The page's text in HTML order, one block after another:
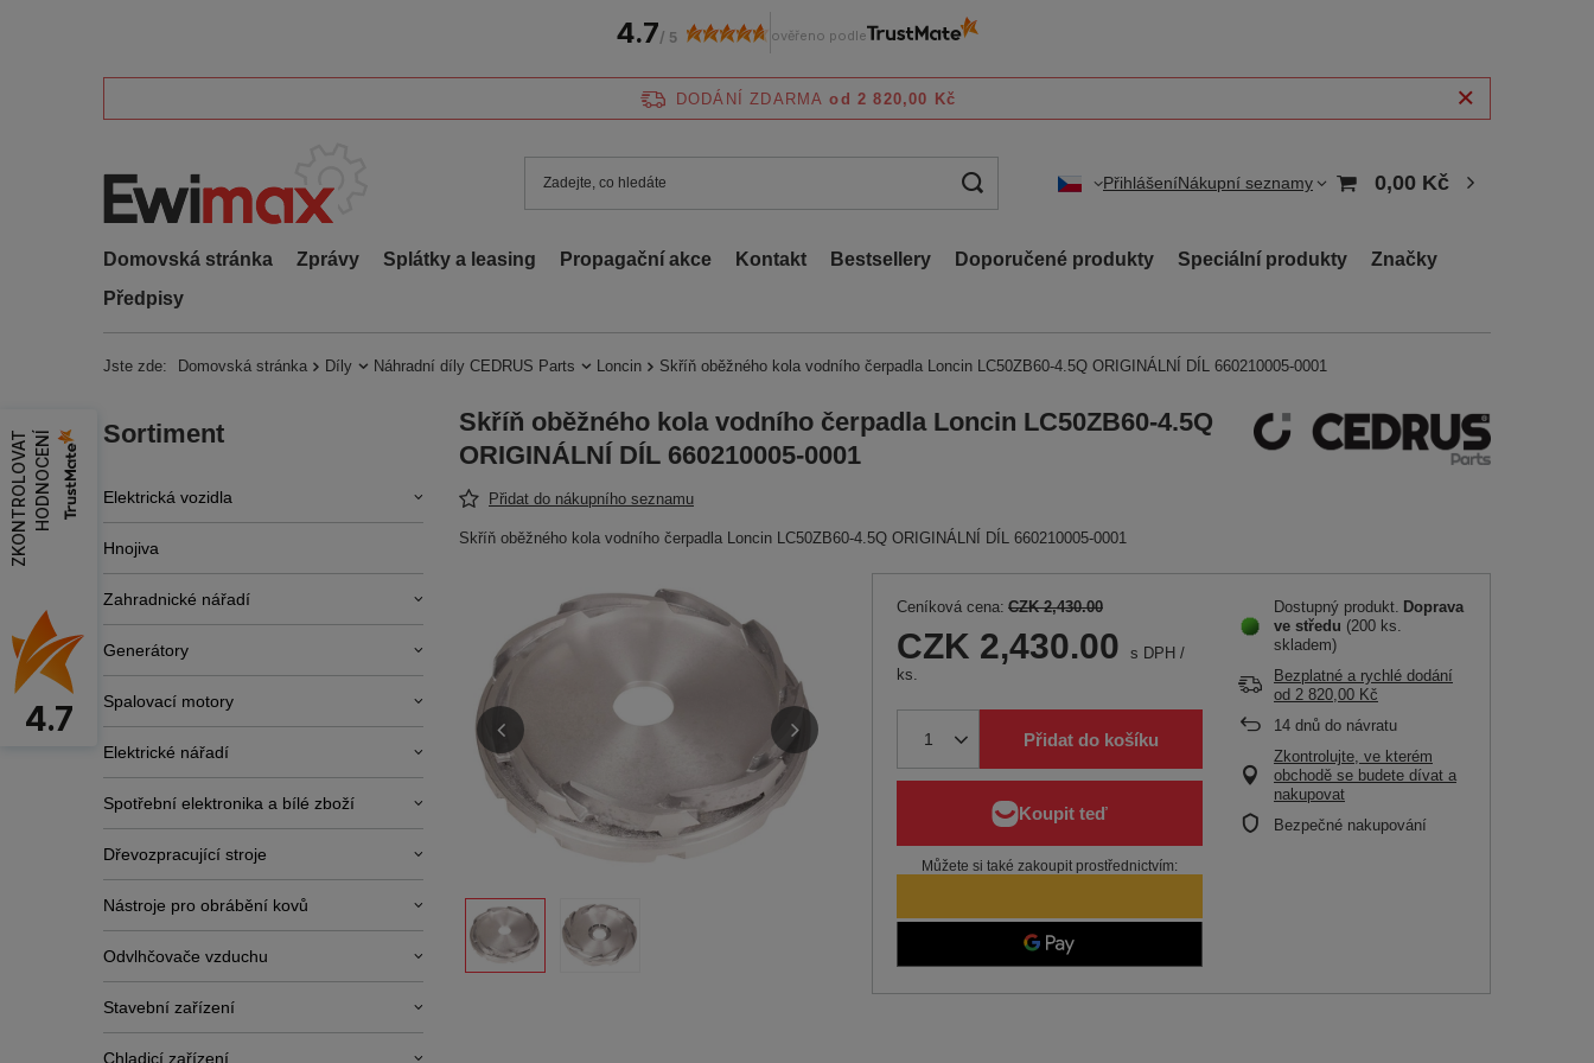
DODÁNÍ ZDARMA od 2 820,00 Kč
PřihlášeníNákupní seznamy 0,00 Kč
Domovská stránka Zprávy Splátky a leasing Propagační akce Kontakt Bestsellery Doporučené produkty Speciální produkty
Značky
Předpisy
Jste zde: Domovská stránka Díly Náhradní díly CEDRUS Parts Loncin Skříň oběžného kola vodního čerpadla Loncin LC50ZB60-4.5Q ORIGINÁLNÍ DÍL 660210005-0001
Sortiment
Elektrická vozidla
Hnojiva
Zahradnické nářadí
Generátory
Spalovací motory
Elektrické nářadí
Spotřební elektronika a bílé zboží
Dřevozpracující stroje
Nástroje pro obrábění kovů
Odvlhčovače vzduchu
Stavební zařízení
Chladicí zařízení
Skříň oběžného kola vodního čerpadla Loncin LC50ZB60-4.5Q
ORIGINÁLNÍ DÍL 660210005-0001
Přidat do nákupního seznamu
Skříň oběžného kola vodního čerpadla Loncin LC50ZB60-4.5Q ORIGINÁLNÍ DÍL 660210005-0001
Ceníková cena: CZK 2,430.00
CZK 2,430.00 s DPH /
ks.
Přidat do košíku
Můžete si také zakoupit prostřednictvím:
Dostupný produkt Doprava
ve středu (200 ks.
skladem)
Bezplatné a rychlé dodání
od 2 820,00 Kč
14 dnů do návratu
Zkontrolujte, ve kterém
obchodě se budete dívat a
nakupovat
Bezpečné nakupování
4.7/ 5 ověřeno podle
Z
K
O
N
T
R
O
L
O
V
A
T
H
O
D
N
O
C
E
NÍ
4.7